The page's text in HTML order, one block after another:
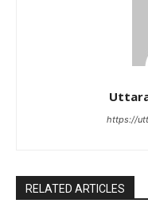
https://
RELATED ARTICLES